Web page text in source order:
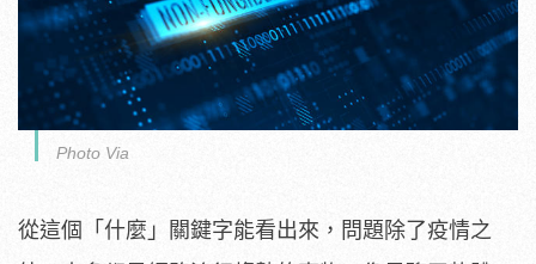
Photo Via
從這個「什麼」關鍵字能看出來，問題除了疫情之